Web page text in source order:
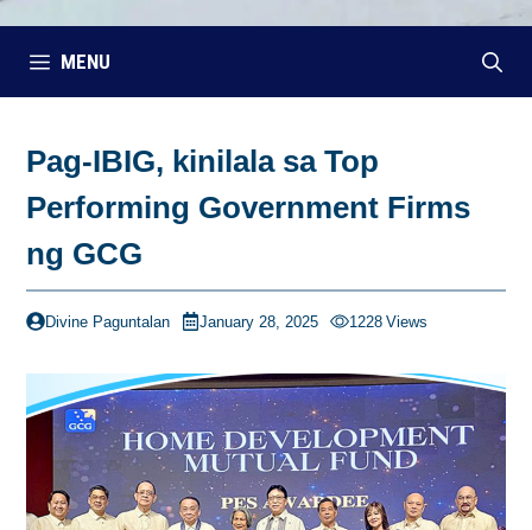
MENU
Pag-IBIG, kinilala sa Top
Performing Government Firms
ng GCG
Divine Paguntalan January 28, 2025 1228 Views